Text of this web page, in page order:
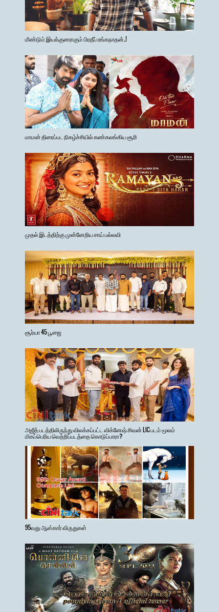
மீண்டும் இயக்குனராகும் பிரதீப் ரங்கநாதன்..!
மாமன் திரைப்பட நிகழ்ச்சியில் கண்கலங்கிய சூரி
முதல் இடத்திற்கு முன்னேறிய சாய் பல்லவி
சூர்யா 45 பூஜை
அஜீத் படத்திலிருந்து விலக்கப்பட்ட விக்னேஷ் சிவன் LIC படம் மூலம்
மிகப்பெரிய வெற்றிப்படத்தை கொடுப்பாரா?
95வது ஆஸ்கார் விருதுகள்